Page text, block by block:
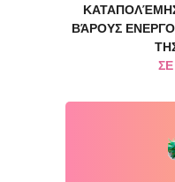
ΒΆΡΟΥΣ